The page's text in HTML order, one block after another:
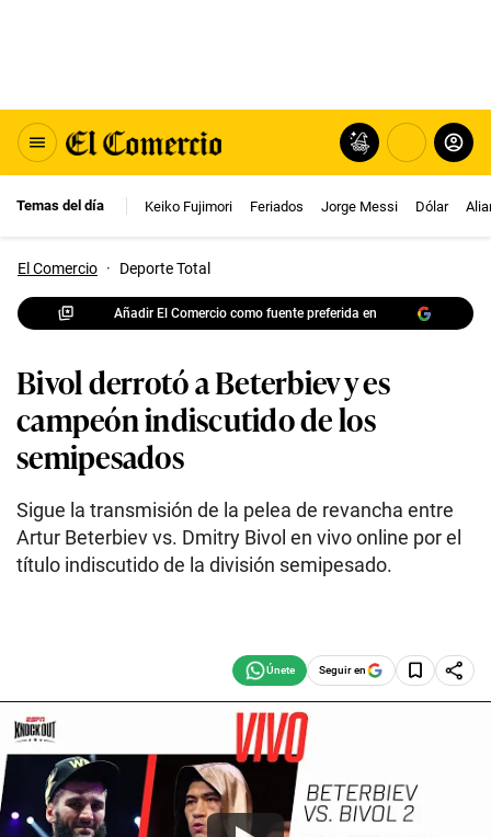
Temas del día Keiko Fujimori Feriados Jorge Messi Dólar
El Comercio · Deporte Total
Añadir El Comercio como fuente preferida en
Bivol derrotó a Beterbiev y es
campeón indiscutido de los
semipesados
Sigue la transmisión de la pelea de revancha entre
Artur Beterbiev vs. Dmitry Bivol en vivo online por el
título indiscutido de la división semipesado.
Seguir en